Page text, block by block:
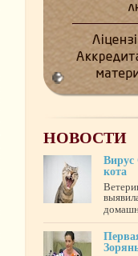
НОВОСТИ
Вирус
кота